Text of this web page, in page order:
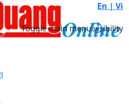
En | Vi
Toggle main menu visibility